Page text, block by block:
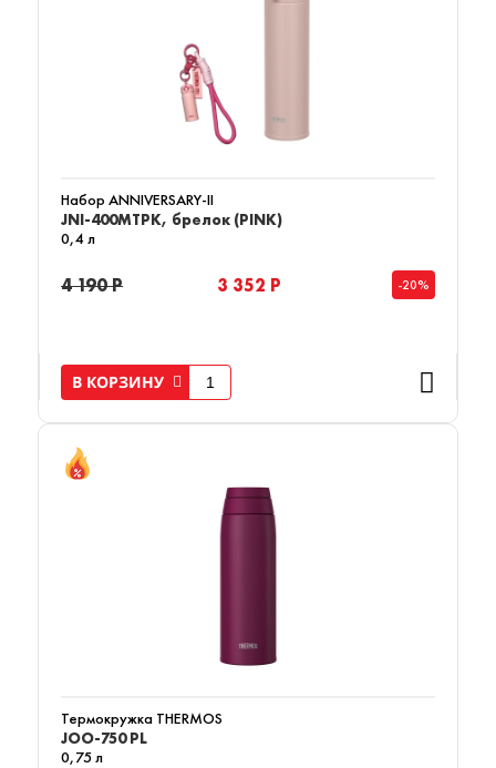
Набор ANNIVERSARY-II
JNI-400MTPK, брелок (PINK)
0,4 л
4 190 Р 3 352 Р -20%
В КОРЗИНУ
Термокружка THERMOS
JOO-750 PL
0,75 л